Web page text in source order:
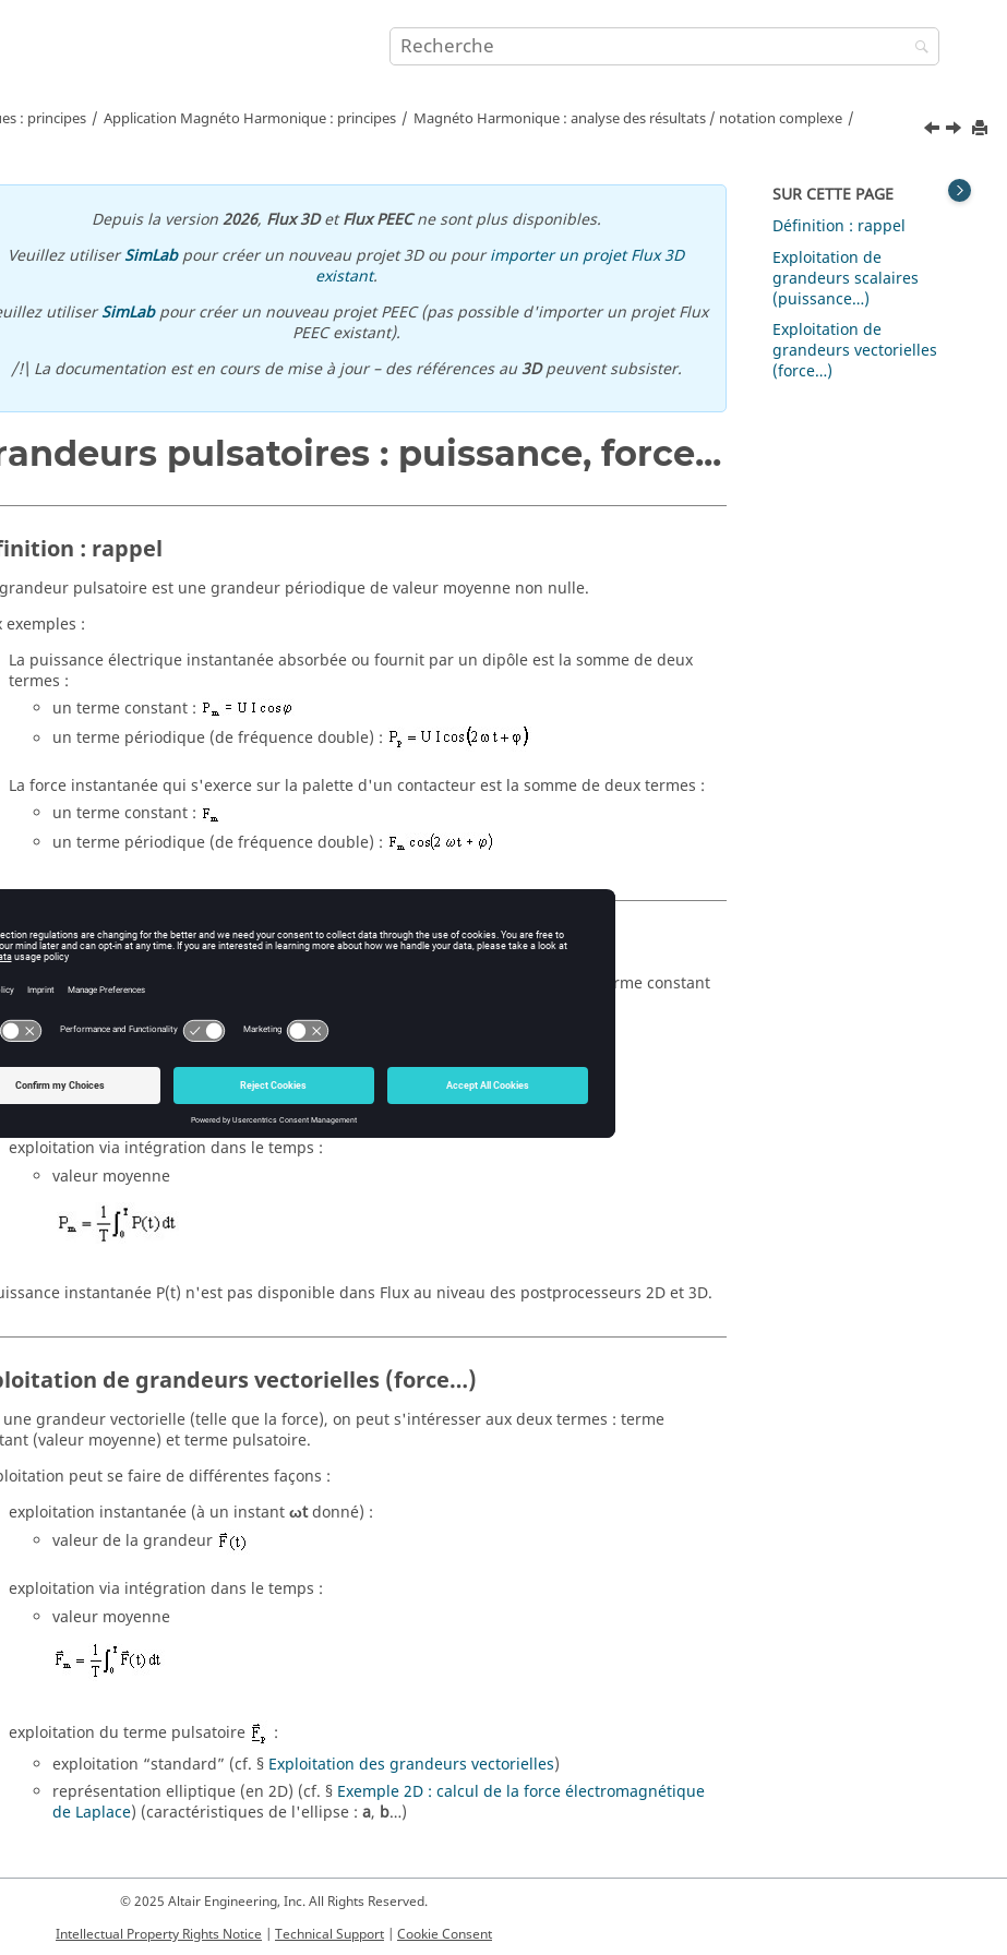
: principes Application Magnéto Harmonique : principes
Magnéto Harmonique : analyse des résultats / notation complexe
Depuis la version2026, Flux 3DetFlux PEECne sont plus disponibles.
Veuillez utiliserSimLabpour créer un nouveau projet 3D ou pourimporter un projet Flux 3D
existant.
utiliserSimLabpour créer un nouveau projet PEEC (pas possible d'importer un projet Flux
PEEC existant).
/!\ La documentation est en cours de mise à jour – des références au3Dpeuvent subsister.
pulsatoires : puissance, force...
: rappel
pulsatoire est une grandeur périodique de valeur moyenne non nulle.
exemples :
La puissance électrique instantanée absorbée ou fournit par un dipôle est la somme de deux
termes :
un terme constant :
un terme périodique (de fréquence double) :
La force instantanée qui s'exerce sur la palette d'un contacteur est la somme de deux termes :
un terme constant :
un terme périodique (de fréquence double) :
de grandeurs scalaires (puissance…)
une grandeur scalaire (telle que la puissance), on s'intéresse principalement au terme constant
peut se faire de différentes façons :
exploitation instantanée (à un instantωt
donné) :
valeur de la grandeurP(t)
exploitation via intégration dans le temps :
valeur moyenne
instantanée P(t) n'est pas disponible dans Flux au niveau des postprocesseurs 2D et 3D.
de grandeurs vectorielles (force…)
une grandeur vectorielle (telle que la force), on peut s'intéresser aux deux termes : terme
(valeur moyenne) et terme pulsatoire.
peut se faire de différentes façons :
exploitation instantanée (à un instantωtdonné) :
valeur de la grandeur
exploitation via intégration dans le temps :
valeur moyenne
exploitation du terme pulsatoire
:
exploitation “standard” (cf. § Exploitation des grandeurs vectorielles)
représentation elliptique (en 2D) (cf. § Exemple 2D : calcul de la force électromagnétique
de Laplace) (caractéristiques de l'ellipse : a, b…)
SUR CETTE PAGE
Définition : rappel
Exploitation de
grandeurs scalaires
(puissance…)
Exploitation de
grandeurs vectorielles
(force…)
© 2025 Altair Engineering, Inc. All Rights Reserved.
Intellectual Property Rights Notice | Technical Support | Cookie Consent